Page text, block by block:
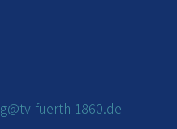
fuerth-1860.de